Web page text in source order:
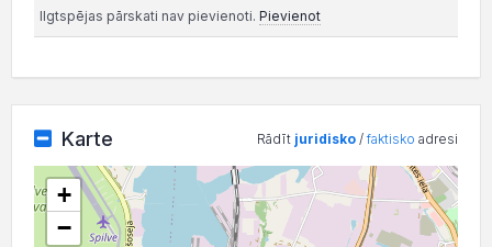
Ilgtspējas pārskati nav pievienoti. Pievienot
Karte Rādīt juridisko /faktisko adresi
+
−